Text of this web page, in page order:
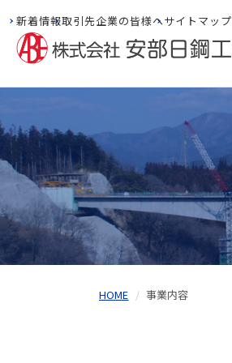
新着情報取引先企業の皆様へサイトマップ
HOME 事業内容